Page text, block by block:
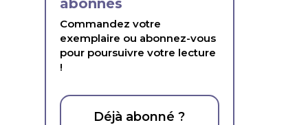
abonnés
Commandez votre
exemplaire ou abonnez-vous
pour poursuivre votre lecture
!
Déjà abonné ?